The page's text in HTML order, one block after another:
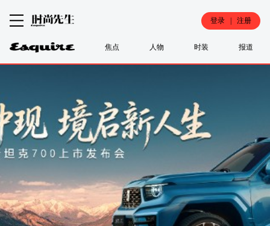
登录 | 注册
焦点 人物 时装 报道